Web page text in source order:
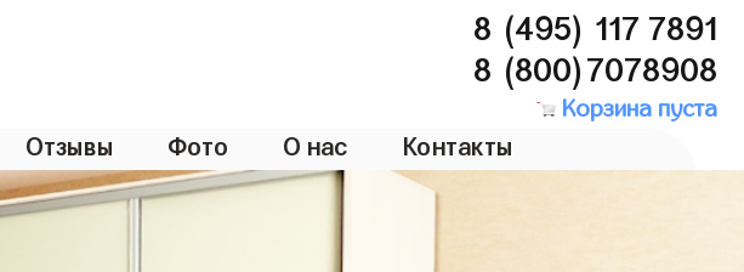
8 (495) 117 7891
8 (800)7078908
Корзина пуста
Отзывы Фото О нас Контакты